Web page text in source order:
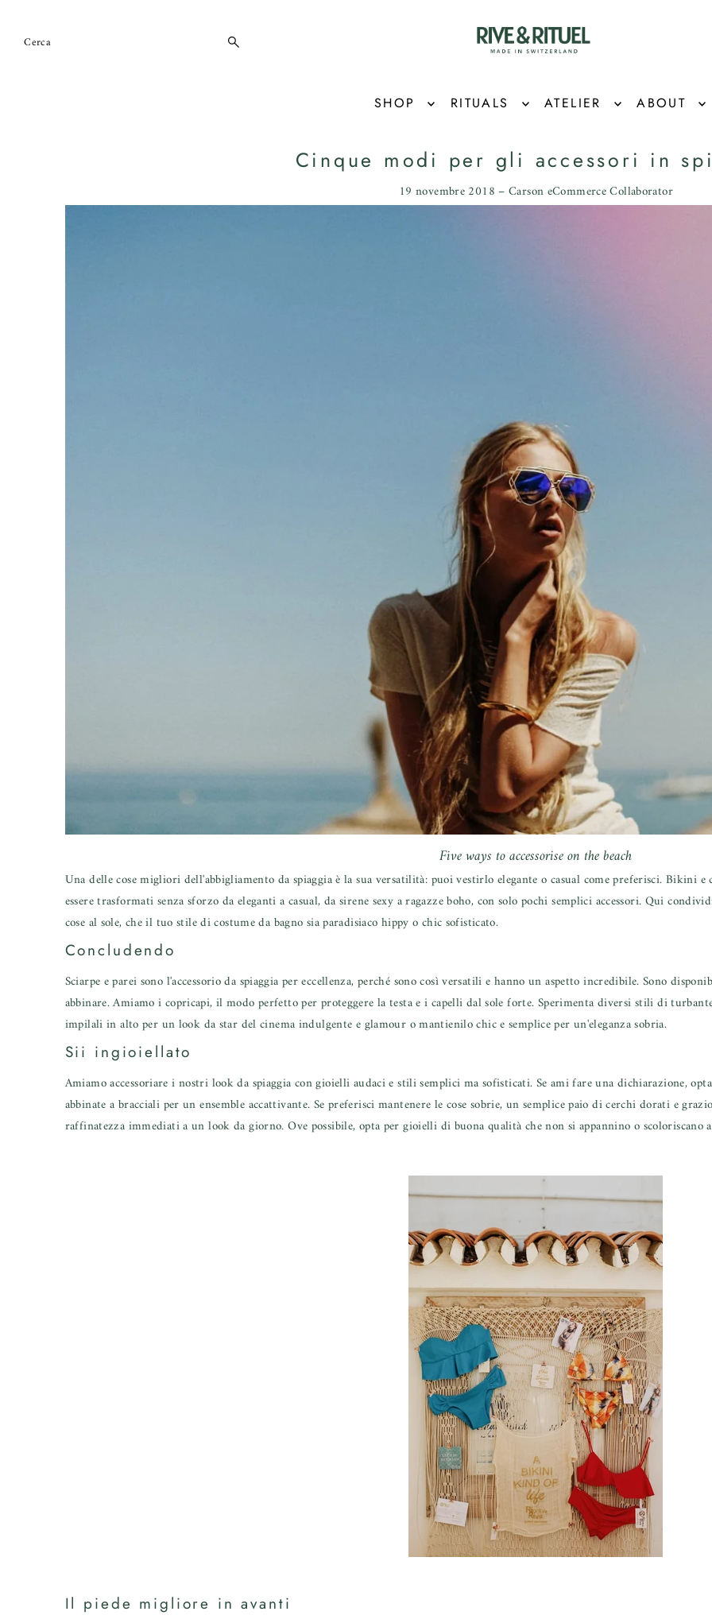
SHOP RITUALS ATELIER ABOUT
Cinque modi per gli accessori in
19 novembre 2018 – Carson eCommerce Collaborator
Five ways to accessorise on the beach
Una delle cose migliori dell'abbigliamento da spiaggia è la sua versatilità: puoi vestirlo elegante o casual come preferisci. Bikini e
essere trasformati senza sforzo da eleganti a casual, da sirene sexy a ragazze boho, con solo pochi semplici accessori. Qui
cose al sole, che il tuo stile di costume da bagno sia paradisiaco hippy o chic sofisticato.
Concludendo
Sciarpe e parei sono l'accessorio da spiaggia per eccellenza, perché sono così versatili e hanno un aspetto incredibile. Sono
abbinare. Amiamo i copricapi, il modo perfetto per proteggere la testa e i capelli dal sole forte. Sperimenta diversi stili di
impilali in alto per un look da star del cinema indulgente e glamour o mantienilo chic e semplice per un'eleganza sobria.
Sii ingioiellato
Amiamo accessoriare i nostri look da spiaggia con gioielli audaci e stili semplici ma sofisticati. Se ami fare una dichiarazione,
abbinate a bracciali per un ensemble accattivante. Se preferisci mantenere le cose sobrie, un semplice paio di cerchi dorati e
raffinatezza immediati a un look da giorno. Ove possibile, opta per gioielli di buona qualità che non si appannino o scoloriscano
Il piede migliore in avanti